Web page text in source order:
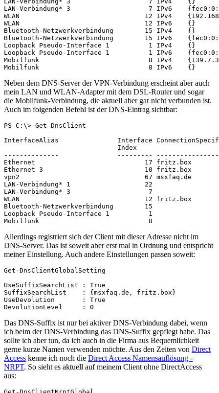
LAN-Verbindung* 3                    7 IPv6
WLAN                                12 IPv4
WLAN                                12 IPv6    {}
Bluetooth-Netzwerkverbindung        15 IPv4    {}
Bluetooth-Netzwerkverbindung        15 IPv6
Loopback Pseudo-Interface 1          1 IPv4    {}
Loopback Pseudo-Interface 1          1 IPv6
Mobilfunk                            8 IPv4
Mobilfunk                            8 IPv6    {}
Neben dem DNS-Server der VPN-Verbindung erscheint aber auch
mein LAN und WLAN-Adapter mit dem DSL-Router und sogar
die Mobilfunk-Verbindung, die aktuell aber gar nicht verbunden ist.
Auch im folgenden Befehl ist der DNS-Eintrag sichtbar:
PS C:\> Get-DnsClient
InterfaceAlias               Interface
Index
--------------               ---------
Ethernet                            17 fritz.box
Ethernet 3                          10 fritz.box
vpn2                                67 msxfaq.de
LAN-Verbindung* 1                   22
LAN-Verbindung* 3                    7
WLAN                                12 fritz.box
Bluetooth-Netzwerkverbindung        15
Loopback Pseudo-Interface 1          1
Mobilfunk                            8
Allerdings registriert sich der Client mit dieser Adresse nicht im
DNS-Server. Das ist soweit aber erst mal in Ordnung und entspricht
meiner Einstellung. Auch andere Einstellungen passen soweit:
Get-DnsClientGlobalSetting
UseSuffixSearchList : True
SuffixSearchList    : {msxfaq.de, fritz.box}
UseDevolution       : True
DevolutionLevel     : 0
Das DNS-Suffix ist nur bei aktiver DNS-Verbindung dabei, wenn
ich beim der DNS-Verbindung das DNS-Suffix gepflegt habe. Das
sollte ich aber tun, da ich auch in die Firma aus Bequemlichkeit
gerne kurze Namen verwenden möchte. Aus den Zeiten von Direct
Access kenne ich noch die Direct Access Namensauflösung -
NRPT. So sieht es aktuell auf meinem Client ohne DirectAccess
aus: